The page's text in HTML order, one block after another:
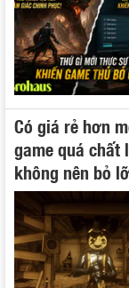
Có giá rẻ hơn
game quá chất
không nên bỏ lỡ